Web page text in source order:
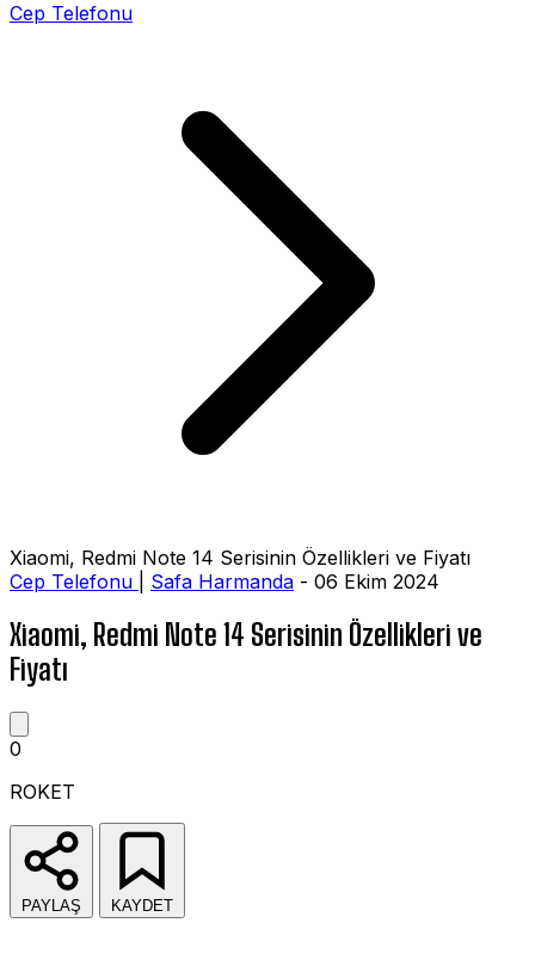
Cep Telefonu
Xiaomi, Redmi Note 14 Serisinin Özellikleri ve Fiyatı
Cep Telefonu
Safa Harmanda - 06 Ekim 2024
Xiaomi, Redmi Note 14 Serisinin Özellikleri ve
Fiyatı
0
ROKET
PAYLAŞ KAYDET